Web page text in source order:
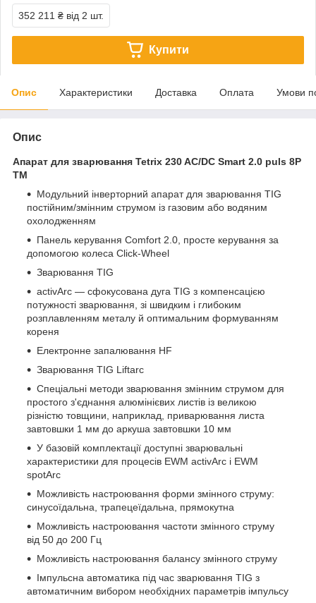
352 211 ₴ від 2 шт.
Купити
Опис Характеристики Доставка Оплата Умови
Опис
Апарат для зварювання Tetrix 230 AC/DC Smart 2.0 puls 8P
TM
Модульний інверторний апарат для зварювання ТIG
постійним/змінним струмом із газовим або водяним
охолодженням
Панель керування Comfort 2.0, просте керування за
допомогою колеса Click-Wheel
Зварювання ТIG
activArc — сфокусована дуга TIG з компенсацією
потужності зварювання, зі швидким і глибоким
розплавленням металу й оптимальним формуванням
кореня
Електронне запалювання HF
Зварювання ТIG Liftarc
Спеціальні методи зварювання змінним струмом для
простого з'єднання алюмінієвих листів із великою
різністю товщини, наприклад, приварювання листа
завтовшки 1 мм до аркуша завтовшки 10 мм
У базовій комплектації доступні зварювальні
характеристики для процесів EWM activArc і EWM
spotArc
Можливість настроювання форми змінного струму:
синусоїдальна, трапецеїдальна, прямокутна
Можливість настроювання частоти змінного струму
від 50 до 200 Гц
Можливість настроювання балансу змінного струму
Імпульсна автоматика під час зварювання ТIG з
автоматичним вибором необхідних параметрів імпульсу